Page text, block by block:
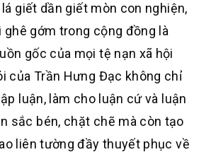
giết dần giết mòn con nghiện,
ghê gớm trong cộng đồng là
gốc của mọi tệ nạn xã hội
của Trần Hưng Đạc không chỉ
luận, làm cho luận cứ và luận
sắc bén, chặt chẽ mà còn tạo
liên tường đầy thuyết phục về